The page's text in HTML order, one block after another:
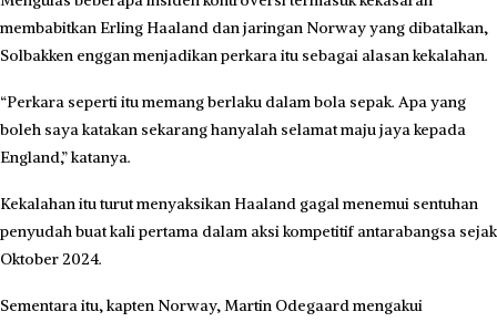
membabitkan Erling Haaland dan jaringan Norway yang dibatalkan,
Solbakken enggan menjadikan perkara itu sebagai alasan kekalahan.
“Perkara seperti itu memang berlaku dalam bola sepak. Apa yang
boleh saya katakan sekarang hanyalah selamat maju jaya kepada
England,” katanya.
Kekalahan itu turut menyaksikan Haaland gagal menemui sentuhan
penyudah buat kali pertama dalam aksi kompetitif antarabangsa sejak
Oktober 2024.
Sementara itu, kapten Norway, Martin Odegaard mengakui